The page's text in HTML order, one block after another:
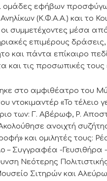
ομάδες εφήβων
(Κ.Φ.Α.Α.) και το
συμμετέχοντες μέσα
επιμέρους δράσεις,
και πάντα επίκαιρο
τις προσωπικές τους
στο αμφιθέατρο του
«Το τέλειο
των: Γ. Αβέρωφ, Ρ.
ανοιχτή
και ομιλητές τους:
– Συγγραφέα -Γευσιθήρα
Νεότερης
Σιτηρών και